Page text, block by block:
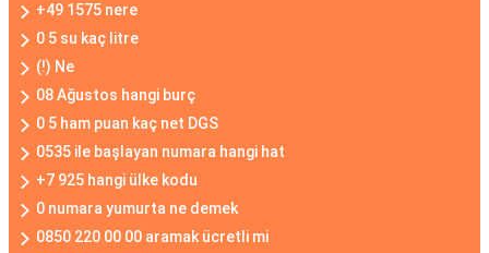
+49 1575 nere
0 5 su kaç litre
(!) Ne
08 Ağustos hangi burç
0 5 ham puan kaç net DGS
0535 ile başlayan numara hangi hat
+7 925 hangi ülke kodu
0 numara yumurta ne demek
0850 220 00 00 aramak ücretli mi